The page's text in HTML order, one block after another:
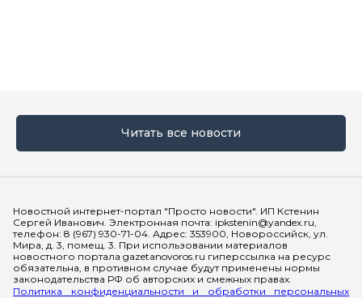
Читать все новости
Новостной интернет-портал "Просто новости". ИП Кстенин
Сергей Иванович. Электронная почта: ipkstenin@yandex.ru,
телефон: 8 (967) 930-71-04. Адрес: 353900, Новороссийск, ул.
Мира, д. 3, помещ. 3. При использовании материалов
новостного портала gazetanovoros.ru гиперссылка на ресурс
обязательна, в противном случае будут применены нормы
законодательства РФ об авторских и смежных правах.
Политика конфиденциальности и обработки персональных